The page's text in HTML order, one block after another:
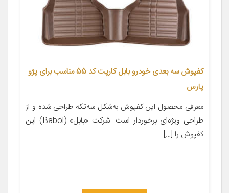
کفپوش سه بعدی خودرو بابل کارپت کد 55 مناسب برای پژو
پارس
معرفی محصول این کفپوش به‌شکل سه‌تکه طراحی شده و از
طراحی ویژه‌ای برخوردار است. شرکت «بابل» (Babol) این
کفپوش را […]